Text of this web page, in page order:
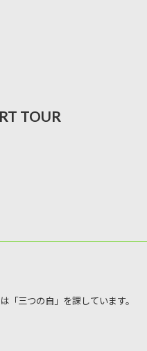
TOUR
「三つの自」を課しています。